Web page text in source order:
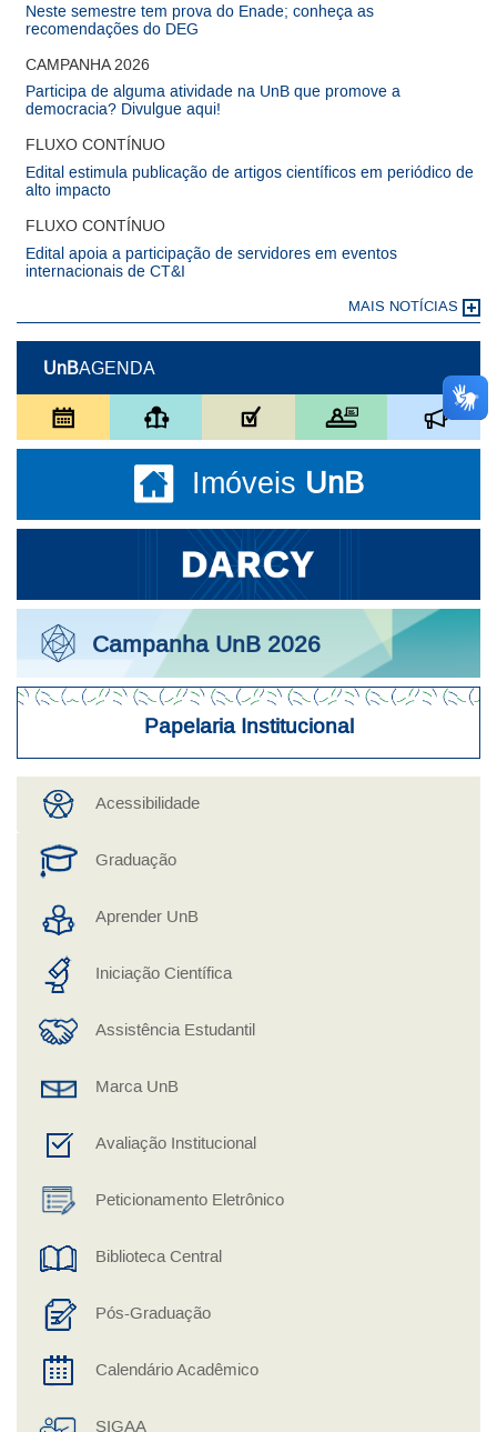
Neste semestre tem prova do Enade; conheça as
recomendações do DEG
CAMPANHA 2026
Participa de alguma atividade na UnB que promove a
democracia? Divulgue aqui!
FLUXO CONTÍNUO
Edital estimula publicação de artigos científicos em periódico de
alto impacto
FLUXO CONTÍNUO
Edital apoia a participação de servidores em eventos
internacionais de CT&I
MAIS NOTÍCIAS
UnBAGENDA
Imóveis UnB
Campanha UnB 2026
Papelaria Institucional
Acesso Rápido a Serviços
Acessibilidade
Graduação
Aprender UnB
Iniciação Científica
Assistência Estudantil
Marca UnB
Avaliação Institucional
Peticionamento Eletrônico
Biblioteca Central
Pós-Graduação
Calendário Acadêmico
SIGAA